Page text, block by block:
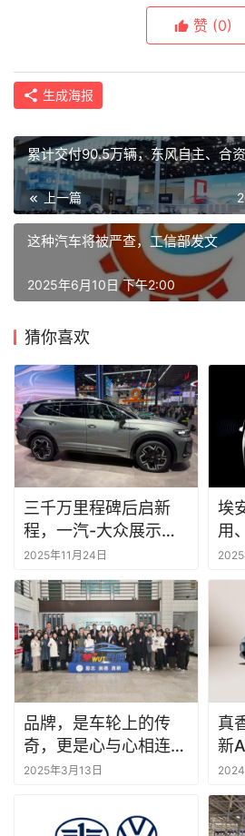
赞 (0)
生成海报
累计交付90.5万辆，东风自主、合
上一篇
这种汽车将被严查，工信部发文
2025年6月10日 下午2:00
猜你喜欢
三千万里程碑后启新
程，一汽-大众展示油
电并行与智能普惠路线
图 | 广州车展
2025年11月24日
埃
用
品牌，是车轮上的传
奇，更是心与心相连的
承诺
2025年3月13日
真
新
预